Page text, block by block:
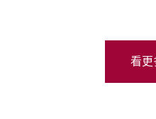
看更